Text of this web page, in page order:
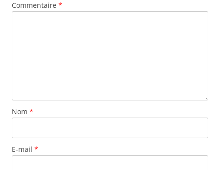
Commentaire *
Nom *
E-mail *